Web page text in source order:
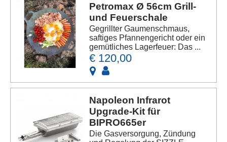
Petromax Ø 56cm Grill-
und Feuerschale
Gegrillter Gaumenschmaus,
saftiges Pfannengericht oder ein
gemütliches Lagerfeuer: Das ...
€ 120,00
Napoleon Infrarot
Upgrade-Kit für
BIPRO665er
Die Gasversorgung, Zündung